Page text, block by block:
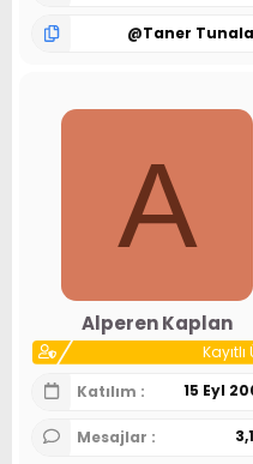
@Taner Tunala
A
Alperen Kaplan
Kayıtlı
Katılım
15 Eyl
Mesajlar